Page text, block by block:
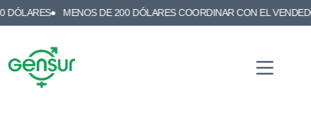
MENOS DE 200 DÓLARES COORDINAR CON EL VENDEDOR